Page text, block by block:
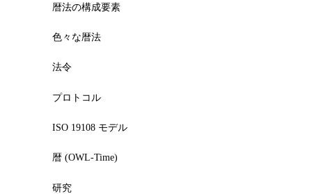
暦法の構成要素
色々な暦法
法令
プロトコル
ISO 19108 モデル
暦 (OWL-Time)
研究